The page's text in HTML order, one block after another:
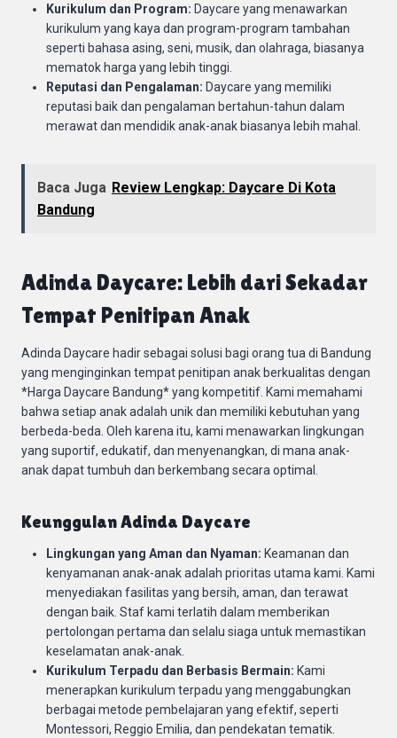
Kurikulum dan Program: Daycare yang menawarkan
kurikulum yang kaya dan program-program tambahan
seperti bahasa asing, seni, musik, dan olahraga, biasanya
mematok harga yang lebih tinggi.
Reputasi dan Pengalaman: Daycare yang memiliki
reputasi baik dan pengalaman bertahun-tahun dalam
merawat dan mendidik anak-anak biasanya lebih mahal.
Baca Juga Review Lengkap: Daycare Di Kota
Bandung
Adinda Daycare: Lebih dari Sekadar
Tempat Penitipan Anak
Adinda Daycare hadir sebagai solusi bagi orang tua di Bandung
yang menginginkan tempat penitipan anak berkualitas dengan
*Harga Daycare Bandung* yang kompetitif. Kami memahami
bahwa setiap anak adalah unik dan memiliki kebutuhan yang
berbeda-beda. Oleh karena itu, kami menawarkan lingkungan
yang suportif, edukatif, dan menyenangkan, di mana anak-
anak dapat tumbuh dan berkembang secara optimal.
Keunggulan Adinda Daycare
Lingkungan yang Aman dan Nyaman: Keamanan dan
kenyamanan anak-anak adalah prioritas utama kami. Kami
menyediakan fasilitas yang bersih, aman, dan terawat
dengan baik. Staf kami terlatih dalam memberikan
pertolongan pertama dan selalu siaga untuk memastikan
keselamatan anak-anak.
Kurikulum Terpadu dan Berbasis Bermain: Kami
menerapkan kurikulum terpadu yang menggabungkan
berbagai metode pembelajaran yang efektif, seperti
Montessori, Reggio Emilia, dan pendekatan tematik.